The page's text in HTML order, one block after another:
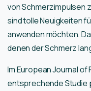
von Schmerzimpulsen
sind tolle Neuigkeiten
anwenden möchten.
denen der Schmerz
Im European Journal of
entsprechende Studie